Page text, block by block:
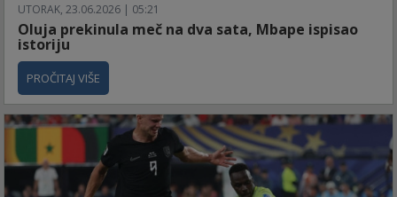
UTORAK, 23.06.2026 | 05:21
Oluja prekinula meč na dva sata, Mbape ispisao
istoriju
PROČITAJ VIŠE